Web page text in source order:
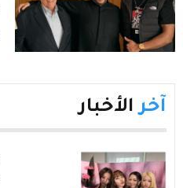
آخر الأخبار